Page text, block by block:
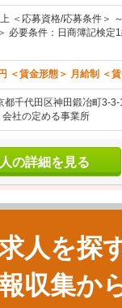
＜応募資格/応募条件＞
必要条件：日商簿記検
＜賃金形態＞ 月給制 ＜
都千代田区神田鍛冶町3-
社の定める事業所
の詳細を見る
人を探
収集か